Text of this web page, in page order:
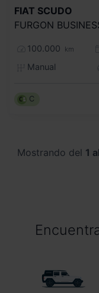
FIAT SCUDO
FURGON
100.000 km
Manual
C
Mostrando del 1